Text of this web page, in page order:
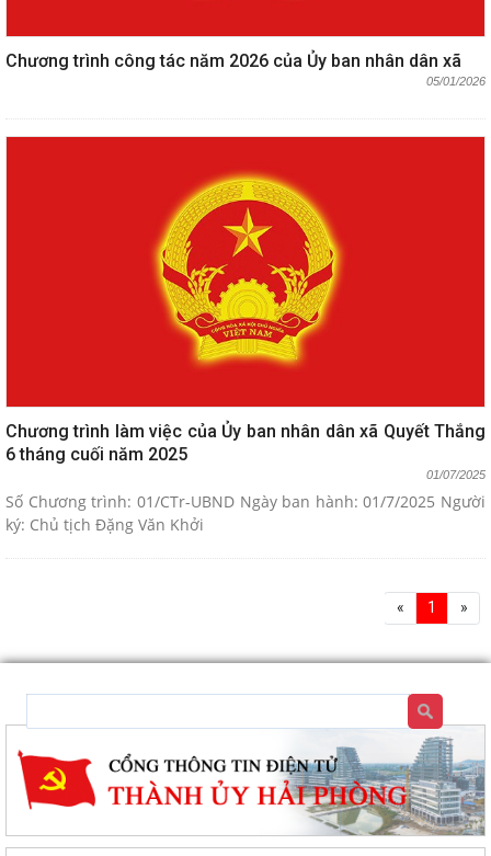
Chương trình công tác năm 2026 của Ủy ban nhân dân xã
05/01/2026
Chương trình làm việc của Ủy ban nhân dân xã Quyết Thắng
6 tháng cuối năm 2025
01/07/2025
Số Chương trình: 01/CTr-UBND Ngày ban hành: 01/7/2025 Người
ký: Chủ tịch Đặng Văn Khởi
« 1 »